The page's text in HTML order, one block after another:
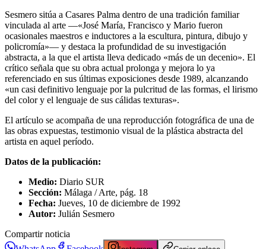
Sesmero sitúa a Casares Palma dentro de una tradición familiar
vinculada al arte —«José María, Francisco y Mario fueron
ocasionales maestros e inductores a la escultura, pintura, dibujo y
policromía»— y destaca la profundidad de su investigación
abstracta, a la que el artista lleva dedicado «más de un decenio». El
crítico señala que su obra actual prolonga y mejora lo ya
referenciado en sus últimas exposiciones desde 1989, alcanzando
«un casi definitivo lenguaje por la pulcritud de las formas, el lirismo
del color y el lenguaje de sus cálidas texturas».
El artículo se acompaña de una reproducción fotográfica de una de
las obras expuestas, testimonio visual de la plástica abstracta del
artista en aquel período.
Datos de la publicación:
Medio: Diario SUR
Sección: Málaga / Arte, pág. 18
Fecha: Jueves, 10 de diciembre de 1992
Autor: Julián Sesmero
Compartir noticia